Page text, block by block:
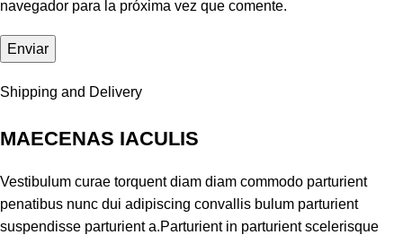
navegador para la próxima vez que comente.
Shipping and Delivery
MAECENAS IACULIS
Vestibulum curae torquent diam diam commodo parturient
penatibus nunc dui adipiscing convallis bulum parturient
suspendisse parturient a.Parturient in parturient scelerisque